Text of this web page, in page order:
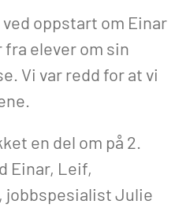
oppstart om Einar
elever om sin
Vi var redd for at vi
en del om på 2.
Einar, Leif,
jobbspesialist Julie